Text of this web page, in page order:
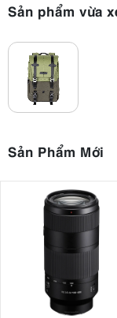
Sản phẩm vừa
Sản Phẩm Mới